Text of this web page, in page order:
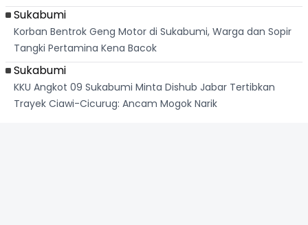
Sukabumi
Korban Bentrok Geng Motor di Sukabumi, Warga dan Sopir
Tangki Pertamina Kena Bacok
Sukabumi
KKU Angkot 09 Sukabumi Minta Dishub Jabar Tertibkan
Trayek Ciawi-Cicurug: Ancam Mogok Narik